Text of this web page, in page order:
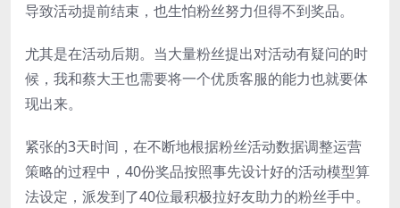
导致活动提前结束，也生怕粉丝努力但得不到奖品。
尤其是在活动后期。当大量粉丝提出对活动有疑问的时
候，我和蔡大王也需要将一个优质客服的能力也就要体
现出来。
紧张的3天时间，在不断地根据粉丝活动数据调整运营
策略的过程中，40份奖品按照事先设计好的活动模型算
法设定，派发到了40位最积极拉好友助力的粉丝手中。